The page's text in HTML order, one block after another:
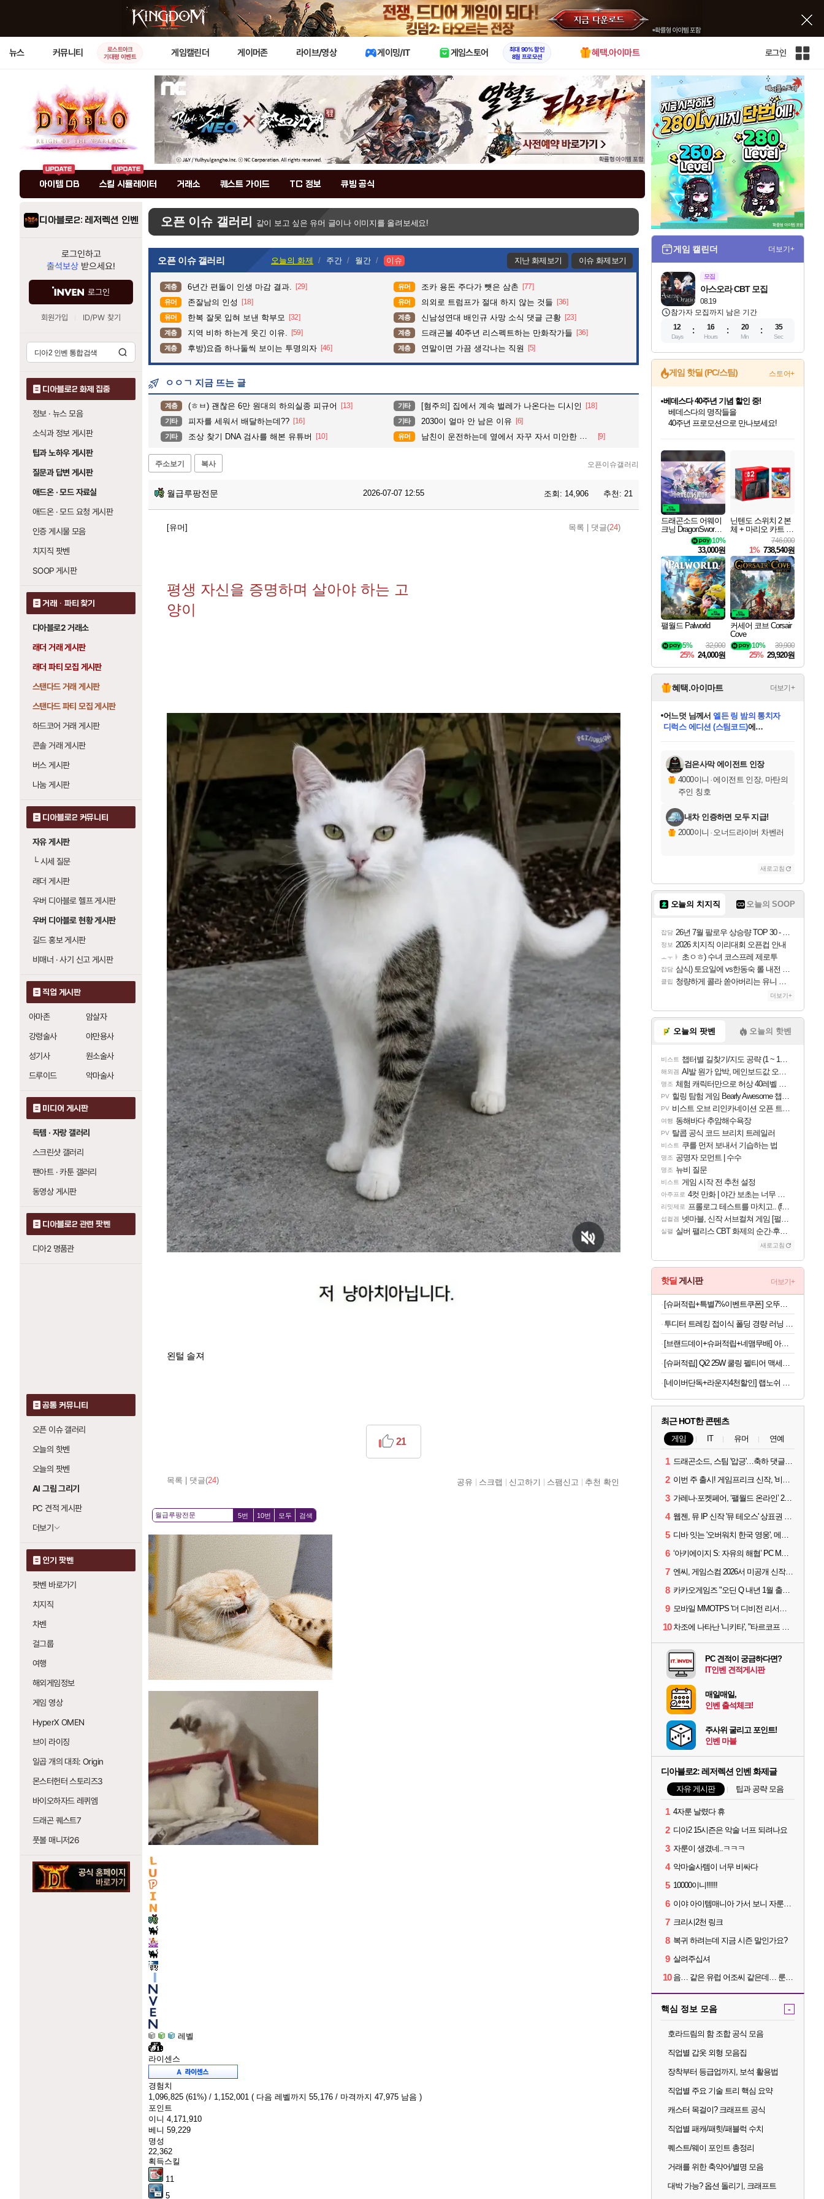
X
뉴스 커뮤니티
로스트아크
기대평 이벤트
게임캘린더 게이머존 라이브/영상 게이밍/IT 게임스토어
최대 90% 할인
8월 프로모션
혜택.아이마트 로그인
인
전
체
사
이
아이템 DB 스킬 시뮬레이터 거래소 퀘스트 가이드 TC 정보 큐빙 공식
디아블로2: 레저렉션 인벤
로그인하고
출석보상 받으세요!
로그인
회원가입 ID/PW 찾기
디아블로2 화제 집중
정보 · 뉴스 모음
소식과 정보 게시판
팁과 노하우 게시판
질문과 답변 게시판
애드온 · 모드 자료실
애드온 · 모드 요청 게시판
인증 게시물 모음
치지직 팟벤
SOOP 게시판
거래 · 파티 찾기
디아블로2 거래소
래더 거래 게시판
래더 파티 모집 게시판
스탠다드 거래 게시판
스탠다드 파티 모집 게시판
하드코어 거래 게시판
콘솔 거래 게시판
버스 게시판
나눔 게시판
디아블로2 커뮤니티
자유 게시판
└시세 질문
래더 게시판
우버 디아블로 헬프 게시판
우버 디아블로 현황 게시판
길드 홍보 게시판
비매너 · 사기 신고 게시판
직업 게시판
아마존
암살자
강령술사
야만용사
성기사
원소술사
드루이드
악마술사
미디어 게시판
득템 · 자랑 갤러리
스크린샷 갤러리
팬아트 · 카툰 갤러리
동영상 게시판
디아블로2 관련 팟벤
디아2 명품관
공통 커뮤니티
오픈 이슈 갤러리
오늘의 핫벤
오늘의 팟벤
AI 그림 그리기
PC 견적 게시판
더보기
인기 팟벤
팟벤 바로가기
치지직
차벤
걸그룹
여행
해외게임정보
게임 영상
HyperX OMEN
브이 라이징
일곱 개의 대죄: Origin
몬스터헌터 스토리즈3
바이오하자드 레퀴엠
드래곤 퀘스트7
풋볼 매니저26
오픈 이슈 갤러리 같이 보고 싶은 유머 글이나 이미지를 올려보세요!
오픈 이슈 갤러리 오늘의 화제 주간 월간 이슈 지난 화제보기 이슈 화제보기
계층 6년간 편돌이 인생 마감 결과. [29] 유머 조카 용돈 주다가 뺏은 삼촌 [77]
유머 존잘남의 인성 [18] 유머 의외로 트럼프가 절대 하지 않는 것들 [36]
유머 한복 잘못 입혀 보낸 학부모 [32] 계층 신남성연대 배인규 사망 소식 댓글 근황 [23]
계층 지역 비하 하는게 웃긴 이유. [59] 계층 드래곤볼 40주년 리스펙트하는 만화작가들 [36]
계층 후방)요즘 하나둘씩 보이는 투명의자 [46] 계층 연말이면 가끔 생각나는 직원 [5]
ㅇㅇㄱ 지금 뜨는 글
계층 (ㅎㅂ) 괜찮은 6만 원대의 하의실종 피규어 [13] 기타 [혐주의] 집에서 계속 벌레가 나온다는 디시인 [18]
기타 피자를 세워서 배달하는데?? [16] 기타 2030이 얼마 안 남은 이유 [6]
기타 조상 찾기 DNA 검사를 해본 유튜버 [10] 유머 남친이 운전하는데 옆에서 자꾸 자서 미안한 여친 [9]
주소보기 복사 오픈이슈갤러리
월급루팡전문 2026-07-07 12:55 조회: 14,906 추천: 21
[유머] 목록 댓글(24)
평생 자신을 증명하며 살아야 하는 고
양이
왼털 솔져
목록 댓글(24)
21
공유 스크랩 신고하기 스팸신고 추천 확인
5번 10번 모두 검색
레벨
라이센스
경험치
1,096,825 (61%) / 1,152,001 ( 다음 레벨까지 55,176 / 마격까지 47,975 남음 )
포인트
이니 4,171,910
베니 59,229
명성
22,362
획득스킬
11
5
게임 캘린더 더보기+
모집
08.19
아스오라 CBT 모집
참가자 모집까지 남은 기간
12
Days
16
Hours
20
Min
34
Sec
게임 핫딜 (PC/스팀) 스토어+
최대 90% 할인가를 만나보세요!
네이버혜택과 함께 만나보세요!
50%할인&추가 적립까지!
이니&베니 혜택까지!
네이버 혜택가와 함께 예약하세요!
할인&네이버혜택으로 만나보세요!
네이버페이 혜택과 만나보세요!
베데스다 40주년 기념 할인 중!
베데스다의 명작들을
40주년 프로모션으로 만나보세요!
네이버 포인트 혜택까지!
할인가에 만나보세요!
일부 에디션 상시 할인!
혜택으로 예약 판매 중
편안하게 충전하세요
드래곤소드 어웨이
크닝 DragonSword A
10%
33,000원
닌텐도 스위치 2 본
체 + 마리오 카트 월
746,000
1% 738,540원
팰월드 Palworld
32,000
5%
25% 24,000원
커세어 코브 Corsair
Cove
39,900
10%
25% 29,920원
혜택.아이마트 더보기+
당첨되셨습니다.
당첨되셨습니다.
어느덧 님께서엘든 링 밤의 통치자
디럭스 에디션 (스팀코드)에
당첨되셨습니다.
에디션 (스팀코드)를 교환.
당첨되셨습니다.
당첨되셨습니다.
당첨되셨습니다.
당첨되셨습니다.
검은사막 에이전트 인장
4000이니 ·에이전트 인장, 마탄의
주인 칭호
내차 인증하면 모두 지급!
2000이니 · 오너드라이버 차벤러
새로고침
오늘의 치지직 오늘의 SOOP
잡담 26년 7월 팔로우 상승량 TOP 30 - 월간 치지직
정보 2026 치지직 이리대회 오픈컵 안내
ㅗㅜㅑ 초ㅇㅎ) 수녀 코스프레 제로투
잡담 삼식) 토요일에 vs한동숙 롤 내전 예정
클립 청량하게 콜라 쏟아버리는 유니 ㅋㅋㅋ
더보기+
오늘의 팟벤 오늘의 핫벤
비스트 챕터별 길찾기/지도 공략 (1 ~ 12장)
해외겜 AI발 원가 압박, 메인보드값 오르나
명조 체험 캐릭터만으로 허상 40레벨 하이와티아 5분 컷!｜에이메스·린네·모니에 명함
PV 힐링 탐험 게임 Bearly Awesome 챕터 1 트레일러
PV 비스트 오브 리인카네이션 오픈 트레일러
여행 동해바다 추암해수욕장
PV 탈콥 공식 코드 브리치 트레일러
비스트 쿠를 먼저 보내서 기습하는 법
명조 공명자 모먼트 | 수수
명조 뉴비 질문
비스트 게임 시작 전 추천 설정
아주프로 4컷 만화 | 야간 보초는 너무 힘들어
리밋제로 프롤로그 테스트를 마치고.. (feat. 리아)
섭컬겜 넷마블, 신작 서브컬쳐 게임 [펄 인 블루] 티저 사이트 오픈
실팰 실버 팰리스 CBT 화제의 순간·후기 모음
새로고침
핫딜 게시판 더보기+
[브랜드데이+슈퍼적립+네맴무배] 아디다스 프리미엄 푸쉬업바 팔굽혀펴기 기구 가슴 운동 어깨 홈짐 플란체 홈트
[네이버단독+라운지4천할인] 랩노쉬 프로틴 드링크 퍼펙트 350ml 5종 혼합 30개 제로슈거 단백질음료
최근 HOT한 콘텐츠
게임 IT 유머 연예
1 드래곤소드, 스팀 '압긍'…축하 댓글 달고 게임 코드 받자!
2 이번 주 출시! 게임프리크 신작, '비스트 오브 리인카네이션'
3 가레나·포켓페어, ‘팰월드 온라인’ 2026년 출시 예고
4 웹젠, 뮤 IP 신작 '뮤 테오스' 상표권 출원
5 디바 잇는 '오버워치 한국 영웅', 메카 파일럿 디몬 나온다
6 ‘아키에이지 S: 자유의 해협’ PC MMORPG로 개발한다
7 엔씨, 게임스컴 2026서 미공개 신작 최초 공개
8 카카오게임즈 "오딘 Q 내년 1월 출시, 연기는 없다"
9 모바일 MMOTPS '더 디비전 리서전스', 6일 스팀에도 출시
10 차조에 나타난 '니키타', "타르코프 PvE 프레스티지 연내 출시 목표"
PC 견적이 궁금하다면?
IT인벤 견적게시판
매일매일,
인벤 출석체크!
주사위 굴리고 포인트!
인벤 마블
디아블로2: 레저렉션 인벤 화제글
자유 게시판 팁과 공략 모음
1 4자룬 날렸다 휴
2 디아2 15시즌은 악술 너프 되려나요
3 자룬이 생겼네..ㅋㅋㅋ
4 악마술사템이 너무 비싸다
5 10000이니!!!!!!
6 이야 아이템매니아 가서 보니 자룬이 뭐 3~4000원 하네요?
7 크리시2천 링크
8 복귀 하려는데 지금 시즌 말인가요?
9 살려주십셔
10 음… 같은 유럽 어조씨 같은데… 룬을 이상하게 파는데 리뷰가 다 5별이네요?
핵심 정보 모음 -
호라드림의 함 조합 공식 모음
직업별 갑옷 외형 모음집
장착부터 등급업까지, 보석 활용법
직업별 주요 기술 트리 핵심 요약
캐스터 목걸이? 크래프트 공식
직업별 패캐/패힛/패블럭 수치
퀘스트/웨이 포인트 총정리
거래를 위한 축약어/별명 모음
대박 가능? 옵션 돌리기, 크래프트